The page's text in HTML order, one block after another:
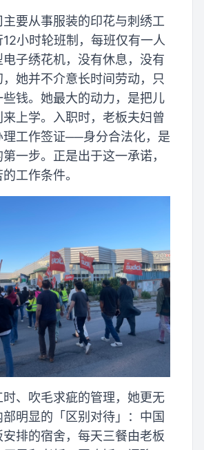
要从事服装的印花与刺绣工
小时轮班制，每班仅有一人
子绣花机，没有休息，没有
她并不介意长时间劳动，只
钱。她最大的动力，是把儿
上学。入职时，老板夫妇曾
理工作签证──身分合法化，是
一步。正是出于这一承诺，
工作条件。
时、吹毛求疵的管理，她更无
明显的「区别对待」：中国
排的宿舍，每天三餐由老板